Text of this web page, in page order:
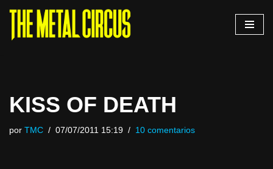
Saltar
KISS OF DEATH
por TMC 07/07/2011 15:19 10 comentarios